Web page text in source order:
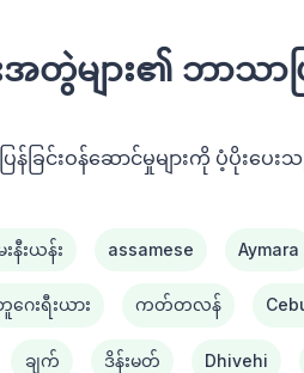
ျား၏ ဘာသာပြ
ြန်ခြင်းဝန်ဆောင်မှုများကို ပံ့ပို
နီးယန်း assamese Aymara
ဂေးရီးယား ကတ်တလန်
ချက် ဒိန်းမတ် Dhivehi